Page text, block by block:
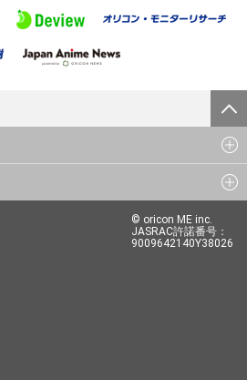
© oricon ME inc.
JASRAC許諾番号：
9009642140Y38026